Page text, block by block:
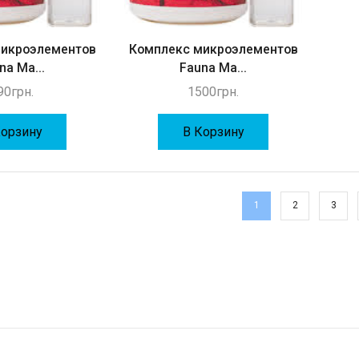
Ma...
грн.
Комплекс микроэлементов
Fauna Ma...
1500грн.
В Корзину
1 2 3